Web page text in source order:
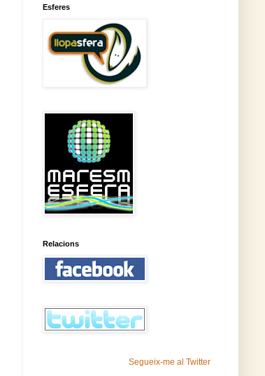
Esferes
Relacions
Segueix-me al Twitter